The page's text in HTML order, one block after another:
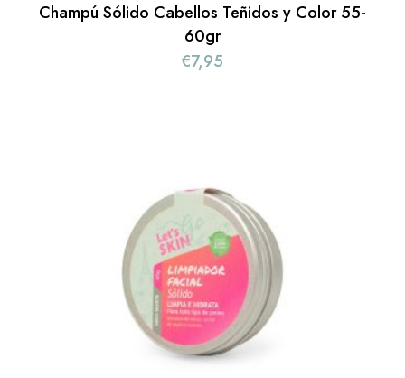
Champú Sólido Cabellos Teñidos y Color 55-
60gr
€7,95